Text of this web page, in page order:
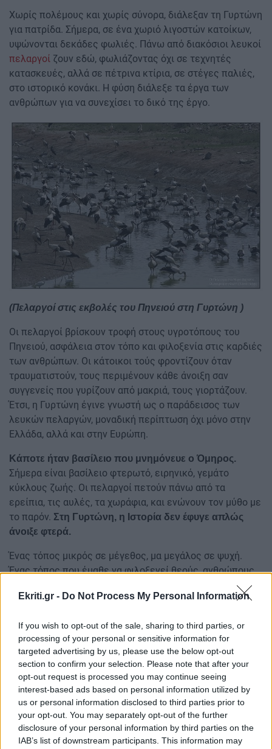
Ekriti.gr - Do Not Process My Personal Information
If you wish to opt-out of the sale, sharing to third parties, or
processing of your personal or sensitive information for
targeted advertising by us, please use the below opt-out
section to confirm your selection. Please note that after your
opt-out request is processed you may continue seeing
interest-based ads based on personal information utilized by
us or personal information disclosed to third parties prior to
your opt-out. You may separately opt-out of the further
disclosure of your personal information by third parties on the
IAB’s list of downstream participants. This information may
Χωρίς πολέμους και χωρίς σύνορα, διάλεξαν τη Γυρτώνη
για πατρίδα. Σήμερα, σε ένα χωριό λιγοστών κατοίκων,
υψώνονται δεκάδες φωλιές. Πάνω από διακόσιοι λευκοί
πελαργοί ζουν εδώ, φωλιάζοντας όχι σε τεχνητές
κατασκευές, αλλά σε πέτρινα κτίρια, σε στέγες παλιές,
στο ιστορικό κονάκι. Η φύση διάλεξε τα έργα των
ανθρώπων για να συνεχίσει το δικό της έργο.
Image
(Πελαργοί στις εκβολές του Πηνειού στη Γυρτώνη )
Οι πελαργοί βρίσκουν τροφή στους υγροτόπους του
Πηνειού, ασφάλεια στον τόπο και φιλοξενία στις καρδιές
των ανθρώπων. Οι κάτοικοι τούς φροντίζουν όταν
τραυματιστούν, τους περιμένουν κάθε άνοιξη σαν
συγγενείς που γυρίζουν από μακριά, τους γιορτάζουν.
Έτσι, η Γυρτώνη έγινε γνωστή ως ο παράδεισος των
λευκών πελαργών, μοναδική περίπτωση όχι μόνο στην
Ελλάδα, αλλά και στην Ευρώπη.
Κάποτε ήταν βασίλειο που μνημόνευε ο Όμηρος.
Σήμερα είναι βασίλειο φτερωτό, ειρηνικό, γεμάτο
κύκλους ζωής. Οι πελαργοί πετούν πάνω από τα
ερείπια, τις αυλές, τα χωράφια, και ενώνουν τον μύθο με
το παρόν. Στη Γυρτώνη, η Ιστορία δεν έφυγε απλώς
άνοιξε φτερά.
Ένας τόπος μικρός σε μέγεθος, μα μεγάλος σε ψυχή.
Ένας τόπος που έμαθε να φιλοξενεί θεούς, ανθρώπους
και πουλιά. Ένας τόπος όπου ο χρόνος δεν σβήνει απλώς
μεταμορφώνεται
Πηγή: Onlarissa.gr
ΔΙΑΒΑΣΤΕ ΕΠΙΣΗΣ:
Ανακαλύψτε το ομορφότερο χωριό στον κόσμο: Εκεί
που η Φύση "συναντά" την Ιστορία (εικόνες - βίντεο)
Ακολουθήστε το ekriti.gr στοGoogle News
μάθετε πρώτοι όλες τις ειδήσεις για την Κρήτη
και όχι μόνο.